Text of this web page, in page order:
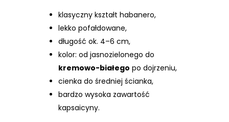
klasyczny kształt habanero,
lekko pofałdowane,
długość ok. 4–6 cm,
kolor: od jasnozielonego do
kremowo-białego po dojrzeniu,
cienka do średniej ścianka,
bardzo wysoka zawartość
kapsaicyny.